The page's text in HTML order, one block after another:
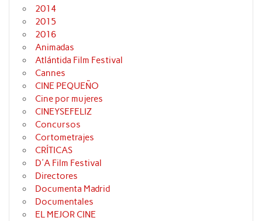
2014
2015
2016
Animadas
Atlántida Film Festival
Cannes
CINE PEQUEÑO
Cine por mujeres
CINEYSEFELIZ
Concursos
Cortometrajes
CRÍTICAS
D'A Film Festival
Directores
Documenta Madrid
Documentales
EL MEJOR CINE